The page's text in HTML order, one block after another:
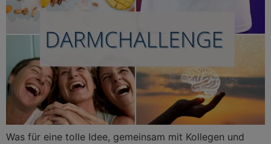
Was für eine tolle Idee, gemeinsam mit Kollegen und